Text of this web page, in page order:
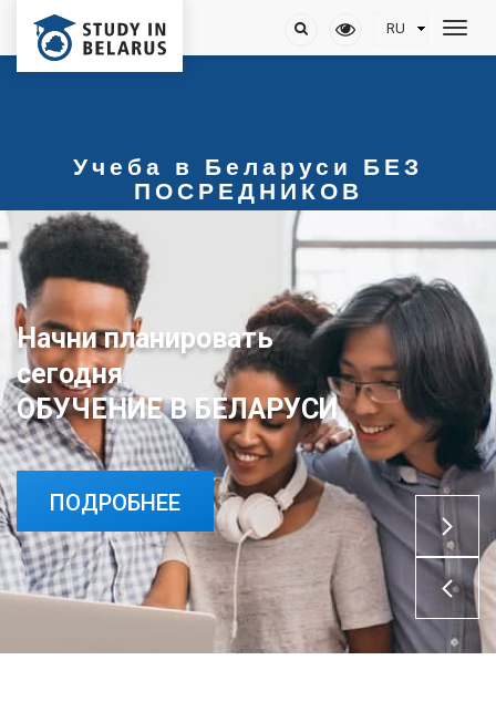
Учеба в Беларуси БЕЗ
ПОСРЕДНИКОВ
Начни планировать
сегодня
ОБУЧЕНИЕ В БЕЛАРУСИ
ПОДРОБНЕЕ